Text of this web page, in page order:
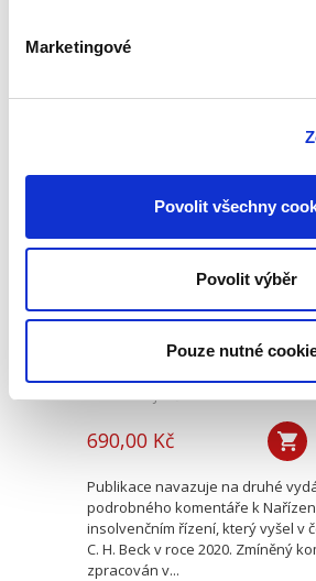
Marketingové
Povolit všechny
Povolit výběr
Pouze nutné
dosud opomíjenému výkladu
rozebírá všechny možné aspekty
v
procesu
Alexander J. Bělohlávek
690,00 Kč
Publikace navazuje na druhé
podrobného komentáře k
insolvenčním řízení, který vyšel v
C. H. Beck v roce 2020. Zmíněný
zpracován v...